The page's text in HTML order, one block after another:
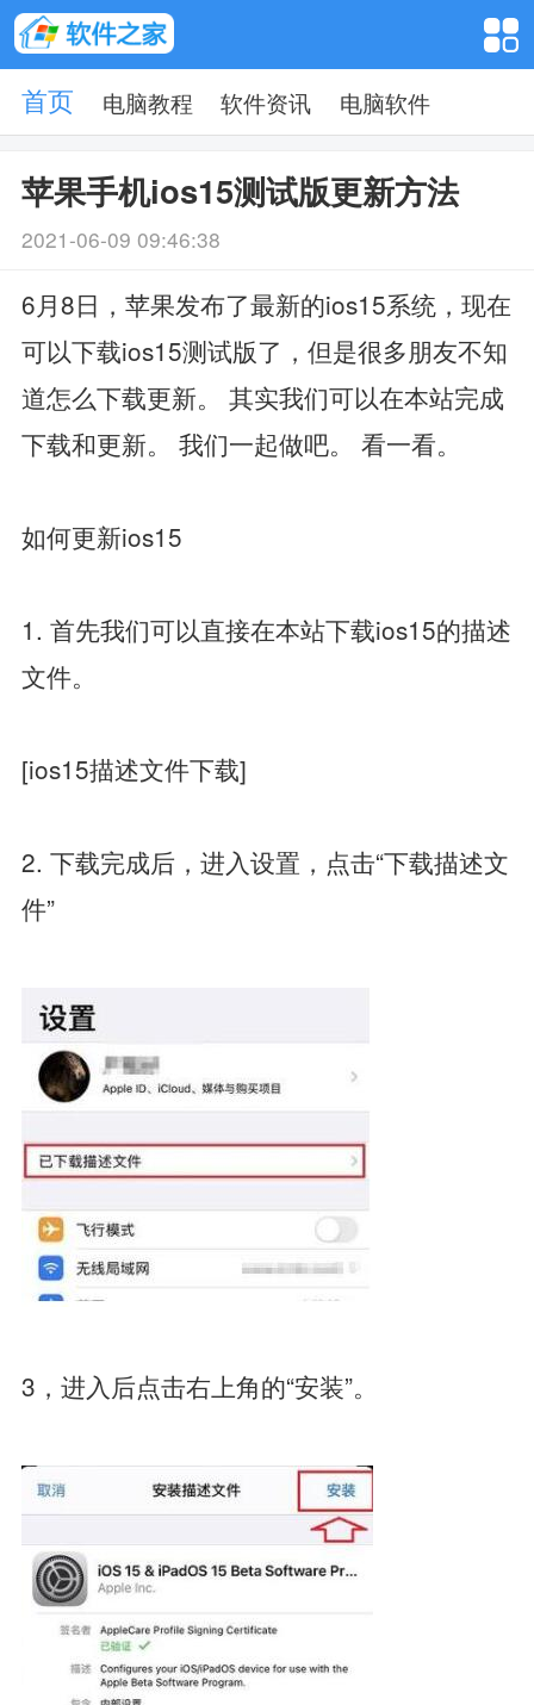
首页 电脑教程 软件资讯 电脑软件
苹果手机ios15测试版更新方法
2021-06-09 09:46:38
6月8日，苹果发布了最新的ios15系统，现在
可以下载ios15测试版了，但是很多朋友不知
道怎么下载更新。 其实我们可以在本站完成
下载和更新。 我们一起做吧。 看一看。
如何更新ios15
1. 首先我们可以直接在本站下载ios15的描述
文件。
[ios15描述文件下载]
2. 下载完成后，进入设置，点击“下载描述文
件”
3，进入后点击右上角的“安装”。